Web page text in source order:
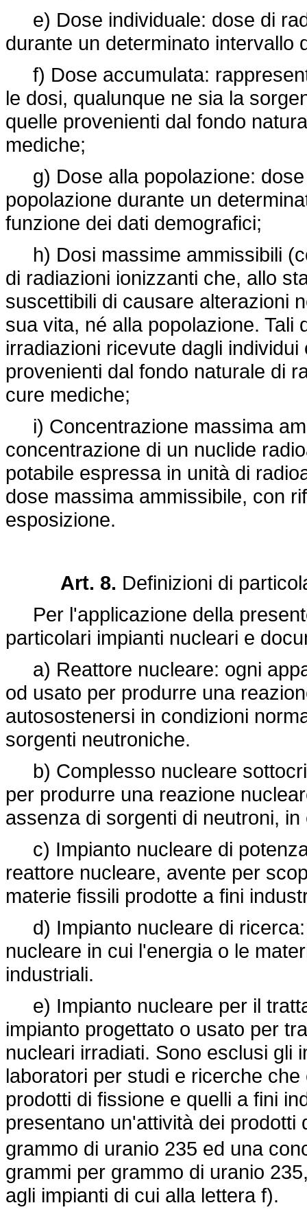
e) Dose individuale: dose di
durante un determinato intervallo
f) Dose accumulata:
le dosi, qualunque ne sia la
quelle provenienti dal fondo
mediche;
g) Dose alla popolazione: dose
popolazione durante un
funzione dei dati demografici;
h) Dosi massime ammissibili
di radiazioni ionizzanti che, allo
suscettibili di causare alterazioni
sua vita, né alla popolazione.
irradiazioni ricevute dagli
provenienti dal fondo naturale di
cure mediche;
i) Concentrazione massima
concentrazione di un nuclide
potabile espressa in unità di
dose massima ammissibile, con
esposizione.
Art. 8. Definizioni di
Per l'applicazione della
particolari impianti nucleari e
a) Reattore nucleare: ogni
od usato per produrre una
autosostenersi in condizioni
sorgenti neutroniche.
b) Complesso nucleare
per produrre una reazione
assenza di sorgenti di neutroni,
c) Impianto nucleare di
reattore nucleare, avente per
materie fissili prodotte a fini
d) Impianto nucleare di ricerca:
nucleare in cui l'energia o le
industriali.
e) Impianto nucleare per il
impianto progettato o usato per
nucleari irradiati. Sono esclusi gli
laboratori per studi e ricerche
prodotti di fissione e quelli a fini
presentano un'attività dei
grammo di uranio 235 ed una
grammi per grammo di uranio
agli impianti di cui alla lettera f).